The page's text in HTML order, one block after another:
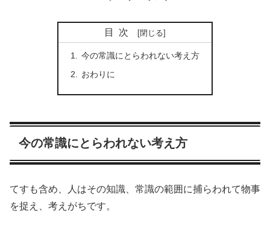
目次
今の常識にとらわれない考え方
おわりに
今の常識にとらわれない考え方
てすも含め、人はその知識、常識の範囲に捕らわれて物事
を捉え、考えがちです。